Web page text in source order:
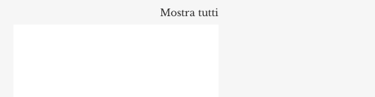
Mostra tutti